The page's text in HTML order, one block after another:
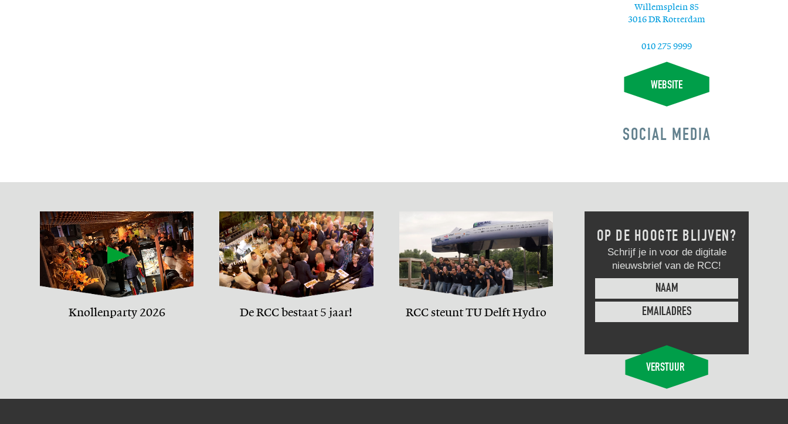
Willemsplein 85
3016 DR Rotterdam
010 275 9999
WEBSITE
SOCIAL MEDIA
Knollenparty 2026 De RCC bestaat 5 jaar!
RCC steunt TU Delft Hydro
OP DE HOOGTE BLIJVEN?
Schrijf je in voor de digitale
nieuwsbrief van de RCC!